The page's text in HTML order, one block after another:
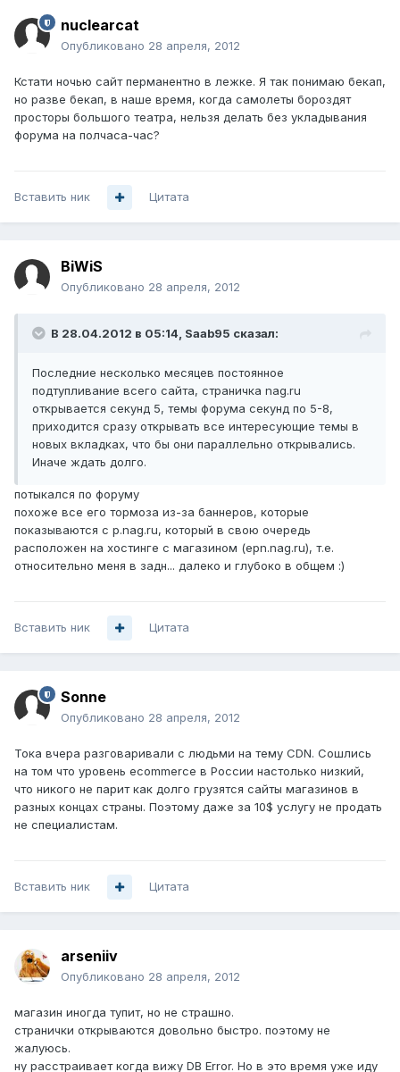
nuclearcat
Опубликовано 28 апреля, 2012
Кстати ночью сайт перманентно в лежке. Я так понимаю бекап,
но разве бекап, в наше время, когда самолеты бороздят
просторы большого театра, нельзя делать без укладывания
форума на полчаса-час?
Вставить ник Цитата
BiWiS
Опубликовано 28 апреля, 2012
В 28.04.2012 в 05:14, Saab95 сказал:
Последние несколько месяцев постоянное
подтупливание всего сайта, страничка nag.ru
открывается секунд 5, темы форума секунд по 5-8,
приходится сразу открывать все интересующие темы в
новых вкладках, что бы они параллельно открывались.
Иначе ждать долго.
потыкался по форуму
похоже все его тормоза из-за баннеров, которые
показываются с p.nag.ru, который в свою очередь
расположен на хостинге с магазином (epn.nag.ru), т.е.
относительно меня в задн... далеко и глубоко в общем :)
Вставить ник Цитата
Sonne
Опубликовано 28 апреля, 2012
Тока вчера разговаривали с людьми на тему CDN. Сошлись
на том что уровень ecommerce в России настолько низкий,
что никого не парит как долго грузятся сайты магазинов в
разных концах страны. Поэтому даже за 10$ услугу не продать
не специалистам.
Вставить ник Цитата
arseniiv
Опубликовано 28 апреля, 2012
магазин иногда тупит, но не страшно.
странички открываются довольно быстро. поэтому не
жалуюсь.
ну расстраивает когда вижу DB Error. Но в это время уже иду